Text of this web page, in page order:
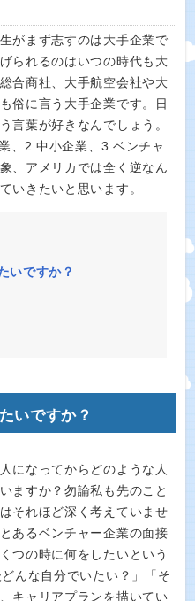
がまず志すのは大手企業で
られるのはいつの時代も大
合商社、大手航空会社や大
俗に言う大手企業です。日
言葉が好きなんでしょう。
、2.中小企業、3.ベンチャ
、アメリカでは全く逆なん
いきたいと思います。
いですか？
いですか？
になってからどのような人
ますか？勿論私も先のこと
それほど深く考えていませ
あるベンチャー企業の面接
つの時に何をしたいという
んな自分でいたい？」「そ
キャリアプランを描いてい